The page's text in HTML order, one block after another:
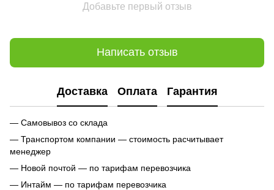
Добавьте первый отзыв
Написать отзыв
Доставка Оплата Гарантия
— Самовывоз со склада
— Транспортом компании — стоимость расчитывает
менеджер
— Новой почтой — по тарифам перевозчика
— Интайм — по тарифам перевозчика